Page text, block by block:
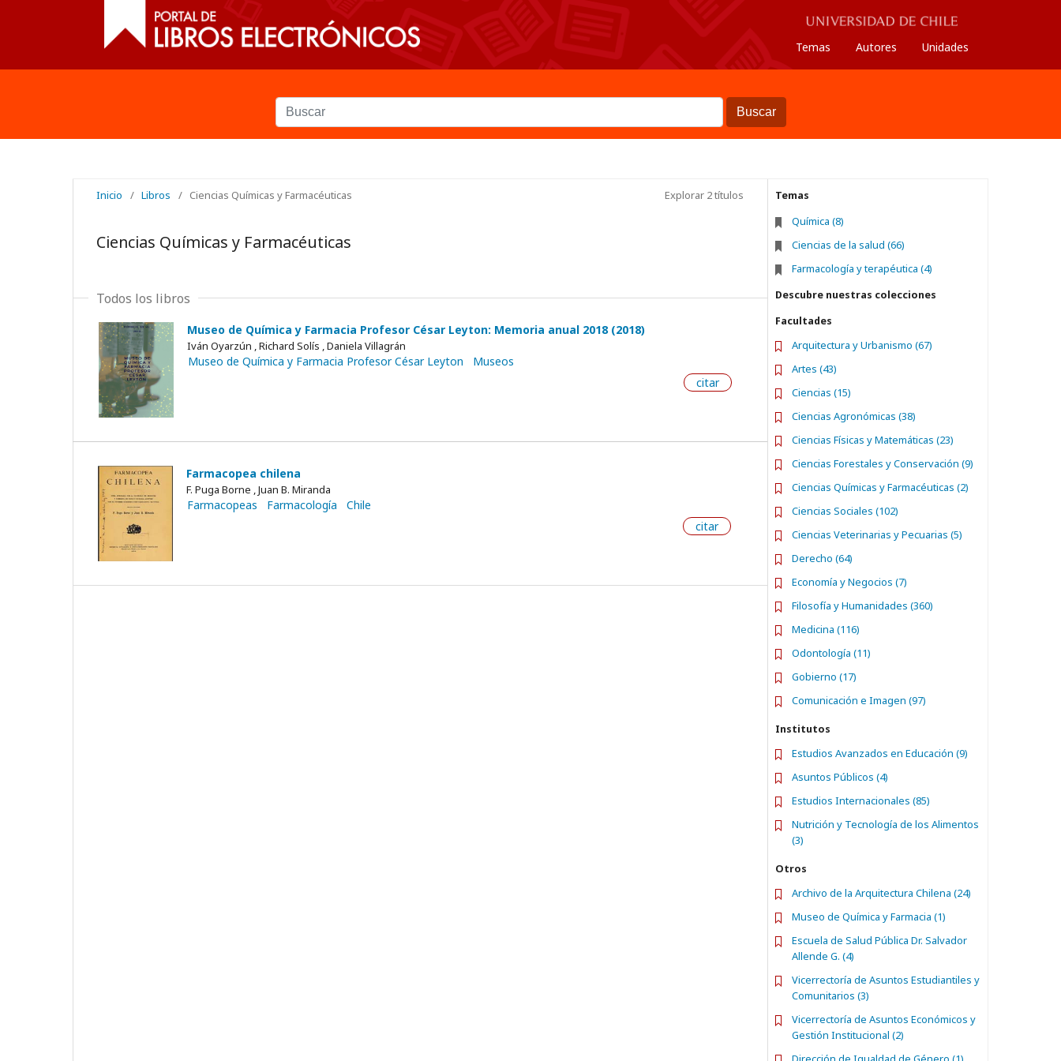
Temas Autores Unidades
Buscar
Inicio / Libros / Ciencias Químicas y Farmacéuticas Explorar 2 títulos
Ciencias Químicas y Farmacéuticas
Todos los libros
Museo de Química y Farmacia Profesor César Leyton: Memoria anual 2018 (2018)
Iván Oyarzún , Richard Solís , Daniela Villagrán
Museo de Química y Farmacia Profesor César Leyton
Museos
citar
Farmacopea chilena
F. Puga Borne , Juan B. Miranda
Farmacopeas Farmacología
Chile
citar
Temas
Química (8)
Ciencias de la salud (66)
Farmacología y terapéutica (4)
Descubre nuestras colecciones
Facultades
Arquitectura y Urbanismo (67)
Artes (43)
Ciencias (15)
Ciencias Agronómicas (38)
Ciencias Físicas y Matemáticas (23)
Ciencias Forestales y Conservación (9)
Ciencias Químicas y Farmacéuticas (2)
Ciencias Sociales (102)
Ciencias Veterinarias y Pecuarias (5)
Derecho (64)
Economía y Negocios (7)
Filosofía y Humanidades (360)
Medicina (116)
Odontología (11)
Gobierno (17)
Comunicación e Imagen (97)
Institutos
Estudios Avanzados en Educación (9)
Asuntos Públicos (4)
Estudios Internacionales (85)
Nutrición y Tecnología de los Alimentos
(3)
Otros
Archivo de la Arquitectura Chilena (24)
Museo de Química y Farmacia (1)
Escuela de Salud Pública Dr. Salvador
Allende G. (4)
Vicerrectoría de Asuntos Estudiantiles y
Comunitarios (3)
Vicerrectoría de Asuntos Económicos y
Gestión Institucional (2)